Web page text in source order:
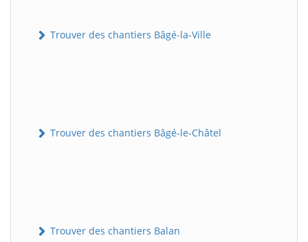
Trouver des chantiers Bâgé-la-Ville
Trouver des chantiers Bâgé-le-Châtel
Trouver des chantiers Balan